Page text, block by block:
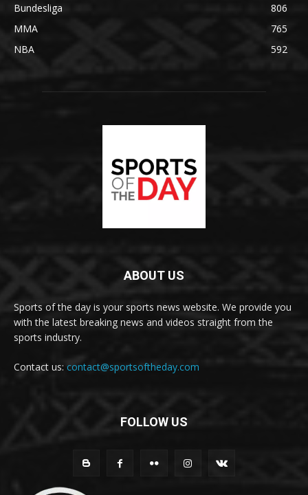
Bundesliga
806
MMA
765
NBA
592
ABOUT US
Sports of the day is your sports news website. We provide you
with the latest breaking news and videos straight from the
sports industry.
Contact us: contact@sportsoftheday.com
FOLLOW US